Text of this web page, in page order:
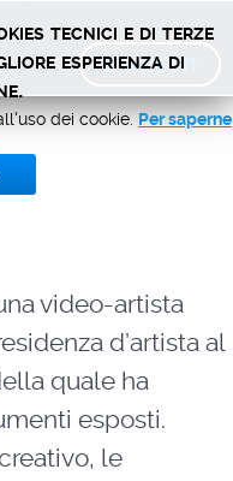
BIGLIETTI
Casa della
d’artista
video-artista
d’artista al
quale ha
esposti.
le
tecnici e di terze
esperienza di
dei cookie. Per saperne